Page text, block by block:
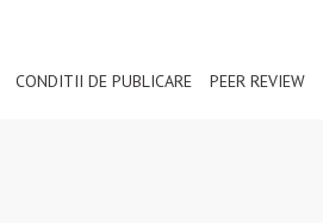
CONDITII DE PUBLICARE PEER REVIEW